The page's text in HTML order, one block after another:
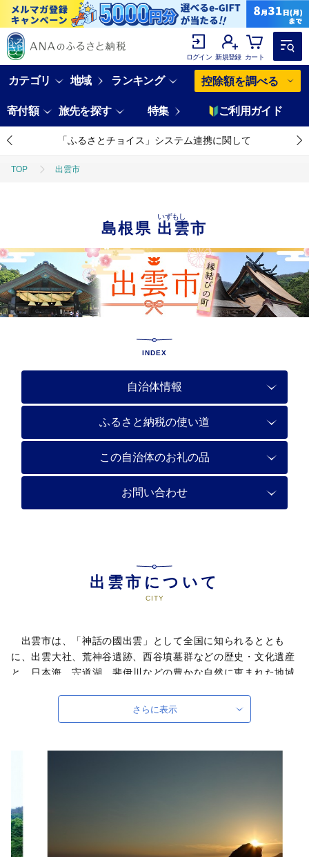
ログイン 新規登録 カート
カテゴリ 地域 ランキング 控除額を調べる
寄付額 旅先を探す 特集 ご利用ガイド
「ふるさとチョイス」システム連携に関して
TOP 出雲市
島根県 出雲市
いずもし
INDEX
自治体情報
ふるさと納税の使い道
この自治体のお礼の品
お問い合わせ
出雲市について
出雲市は、「神話の國出雲」として全国に知られるととも
に、出雲大社、荒神谷遺跡、西谷墳墓群などの歴史・文化遺産
と、日本海、宍道湖、斐伊川などの豊かな自然に恵まれた地域
をモットーに、全国に誇れる都市づくり、愛着と誇りが持てる
故郷づくりを展開しています。
に心を寄せていただく全国のみなさまから、広く寄附を募って
用させていただきます。
このふるさと寄附をきっかけに、全国のみなさまとたくさん
のご縁を結びたいと願っています。ぜひ、この機会に出雲市へ
さらに表示